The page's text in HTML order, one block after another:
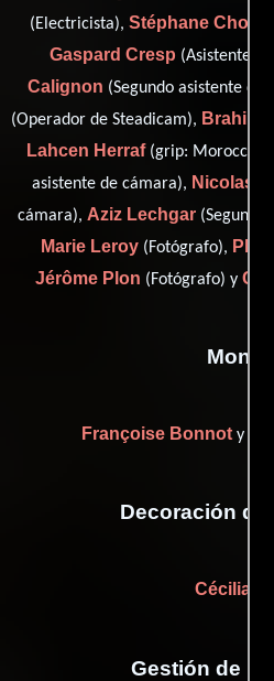
(Electricista), Stéphane Chollet
Gaspard Cresp (Asistente
Calignon (Segundo asistente de
(Operador de Steadicam), Brahim
Lahcen Herraf(grip: Morocco),
asistente de cámara), Nicolas
cámara), Aziz Lechgar(Segundo
Marie Leroy (Fotógrafo),
Jérôme Plon (Fotógrafo) y
Montaje
Françoise Bonnoty
Decoración de
Cécilia
Gestión de